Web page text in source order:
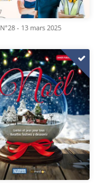
N°28 - 13 mars 2025